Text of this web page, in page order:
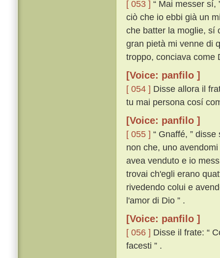
[ 053 ] “ Mai messer sí,
ciò che io ebbi già un
che batter la moglie, sí
gran pietà mi venne di
troppo, conciava come
[Voice: panfilo ]
[ 054 ] Disse allora il
tu mai persona cosí
[Voice: panfilo ]
[ 055 ] “ Gnaffé, ”
non che, uno
avea venduto e io
trovai ch'egli erano
rivedendo colui e
l'amor di Dio ” .
[Voice: panfilo ]
[ 056 ] Disse il frate: “
facesti ” .